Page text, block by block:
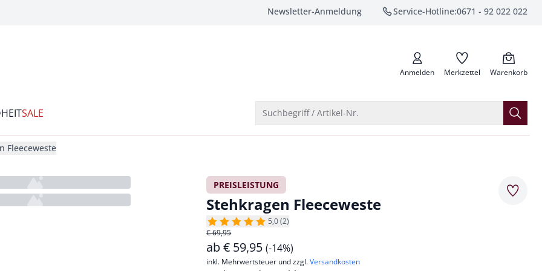
Newsletter-Anmeldung Service-Hotline:0671 - 92 022 022
anrufen
Anmelden Merkzettel Warenkorb
SALE Suchbegriff / Artikel-Nr.
Fleeceweste
PREISLEISTUNG
Stehkragen Fleeceweste
5,0 (2)
€ 69,95
ab€ 59,95(-14%)
inkl. Mehrwertsteuer und zzgl.Versandkosten